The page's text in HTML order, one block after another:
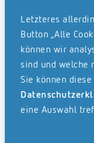
Letzteres
Button „Alle
können wir
sind und welche
Sie können
eine Auswahl
»Veranstaltungen »
Unsere
Wenn es ganz